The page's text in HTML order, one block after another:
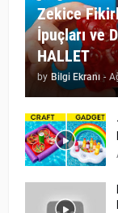
Zekice
İpuçları ve
HALLET
by Bilgi Ekranı -